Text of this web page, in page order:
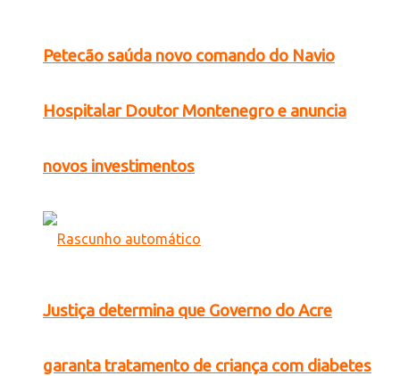
Petecão saúda novo comando do Navio
Hospitalar Doutor Montenegro e anuncia
novos investimentos
Justiça determina que Governo do Acre
garanta tratamento de criança com diabetes